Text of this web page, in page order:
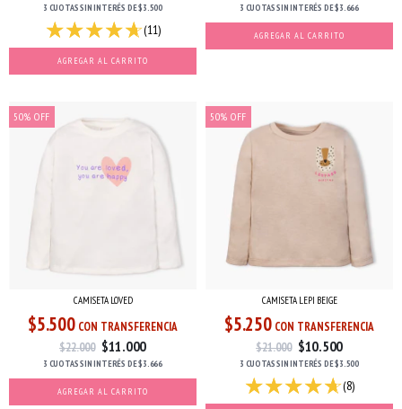
3 CUOTASSIN INTERÉS DE$3.500
(11)
AGREGAR AL CARRITO
3 CUOTASSIN INTERÉS DE$3.666
AGREGAR AL CARRITO
50% OFF
CAMISETA LOVED
$5.500 CON TRANSFERENCIA
$22.000 $11.000
3 CUOTASSIN INTERÉS DE$3.666
AGREGAR AL CARRITO
50% OFF
CAMISETA LEPI BEIGE
$5.250 CON TRANSFERENCIA
$21.000 $10.500
3 CUOTASSIN INTERÉS DE$3.500
(8)